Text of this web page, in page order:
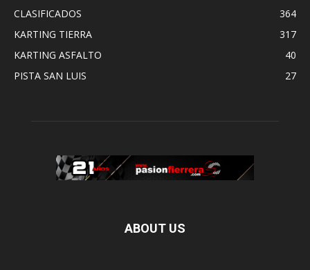
CLASIFICADOS
364
KARTING TIERRA
317
KARTING ASFALTO
40
PISTA SAN LUIS
27
ABOUT US